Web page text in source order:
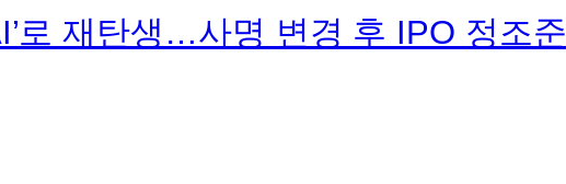
로 재탄생…사명 변경 후 IPO 정조준